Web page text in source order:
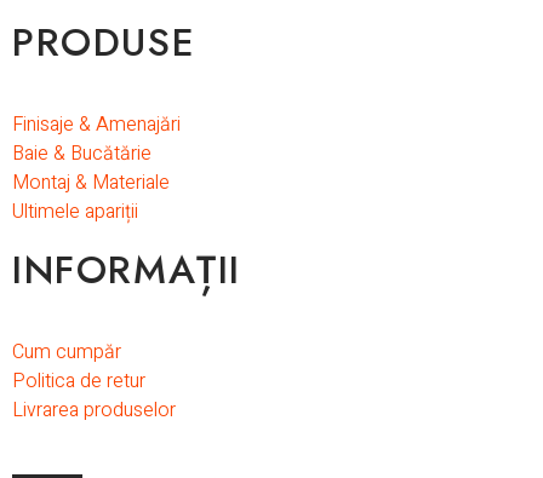
PRODUSE
Finisaje & Amenajări
Baie & Bucătărie
Montaj & Materiale
Ultimele apariții
INFORMAȚII
Cum cumpăr
Politica de retur
Livrarea produselor